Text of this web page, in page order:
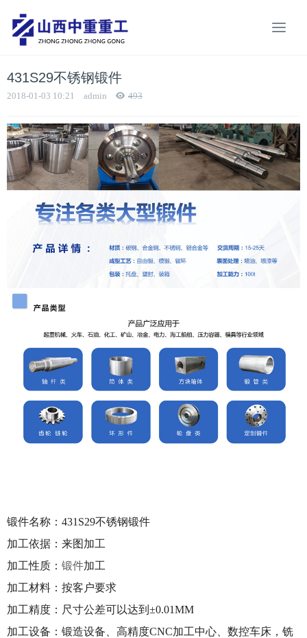
431S29不锈钢锻件
2018-01-03 10:21 admin 493
锻件名称： 431S29不锈钢锻件
加工依据：来图加工
加工性质： 锻件加工
加工材料：按客户要求
加工精度：尺寸公差可以达到±0.01MM
加工设备：锻造设备、高精度CNC加工中心、数控车床，铣